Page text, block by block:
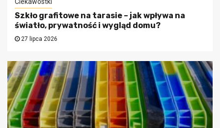
Szkło grafitowe na tarasie – jak wpływa na
światło, prywatność i wygląd domu?
27 lipca 2026